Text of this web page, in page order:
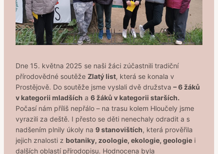
Dne 15. května 2025 se naši žáci zúčastnili tradiční
přírodovědné soutěže Zlatý list, která se konala v
Prostějově. Do soutěže jsme vyslali dvě družstva – 6 žáků
v kategorii mladších a 6 žáků v kategorii starších.
Počasí nám příliš nepřálo – na trasu kolem Hloučely jsme
vyrazili za deště. I přesto se děti nenechaly odradit a s
nadšením plnily úkoly na 9 stanovištích, která prověřila
jejich znalosti z botaniky, zoologie, ekologie, geologie i
dalších oblastí přírodopisu. Hodnocena byla